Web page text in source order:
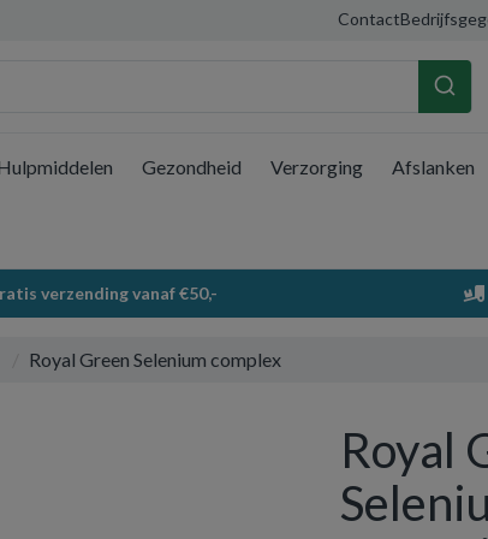
Contact
Winkelwagen
Uw
Vul
Gezondheid Verzorging Afslanken
verzending vanaf €50,-
Royal Green Selenium complex
Royal